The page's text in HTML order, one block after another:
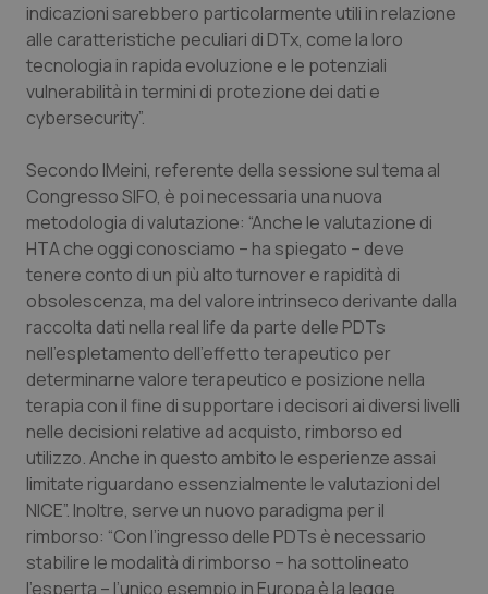
Quotidiano Pediatria
Rene & patologie urogenitali
Salute orale & impianti
Sangue & coagulazione
Tiroide
Tumore al seno
Tumore ovarico
Tumori del Polmone & Testa Collo
Tumori gastrointestinali
Ulcera & Reflusso
Vaccini
indicazioni sarebbero particolarmente utili in relazione
alle caratteristiche peculiari di DTx, come la loro
tecnologia in rapida evoluzione e le potenziali
vulnerabilità in termini di protezione dei dati e
cybersecurity”.
Secondo lMeini, referente della sessione sul tema al
Congresso SIFO, è poi necessaria una nuova
metodologia di valutazione: “Anche le valutazione di
HTA che oggi conosciamo – ha spiegato – deve
tenere conto di un più alto turnover e rapidità di
obsolescenza, ma del valore intrinseco derivante dalla
raccolta dati nella real life da parte delle PDTs
nell’espletamento dell’effetto terapeutico per
determinarne valore terapeutico e posizione nella
terapia con il fine di supportare i decisori ai diversi livelli
nelle decisioni relative ad acquisto, rimborso ed
utilizzo. Anche in questo ambito le esperienze assai
limitate riguardano essenzialmente le valutazioni del
NICE”. Inoltre, serve un nuovo paradigma per il
rimborso: “Con l’ingresso delle PDTs è necessario
stabilire le modalità di rimborso – ha sottolineato
l’esperta – l’unico esempio in Europa è la legge